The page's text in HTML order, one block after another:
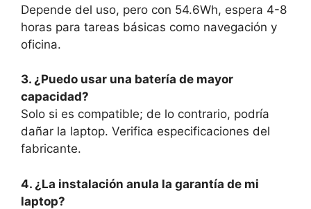
Depende del uso, pero con 54.6Wh, espera 4-8
horas para tareas básicas como navegación y
oficina.
3. ¿Puedo usar una batería de mayor
capacidad?
Solo si es compatible; de lo contrario, podría
dañar la laptop. Verifica especificaciones del
fabricante.
4. ¿La instalación anula la garantía de mi
laptop?